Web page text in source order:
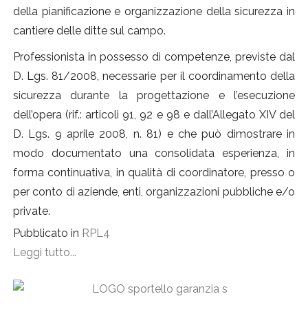
della pianificazione e organizzazione della sicurezza in
cantiere delle ditte sul campo.
Professionista in possesso di competenze, previste dal
D. Lgs. 81/2008, necessarie per il coordinamento della
sicurezza durante la progettazione e l’esecuzione
dell’opera (rif.: articoli 91, 92 e 98 e dall’Allegato XIV del
D. Lgs. 9 aprile 2008, n. 81) e che può dimostrare in
modo documentato una consolidata esperienza, in
forma continuativa, in qualità di coordinatore, presso o
per conto di aziende, enti, organizzazioni pubbliche e/o
private.
Pubblicato in RPL4
Leggi tutto...